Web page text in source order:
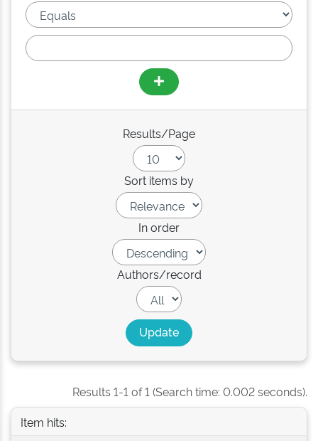
Results/Page
Sort items by
In order
Authors/record
Results 1-1 of 1 (Search time: 0.002 seconds).
Item hits: